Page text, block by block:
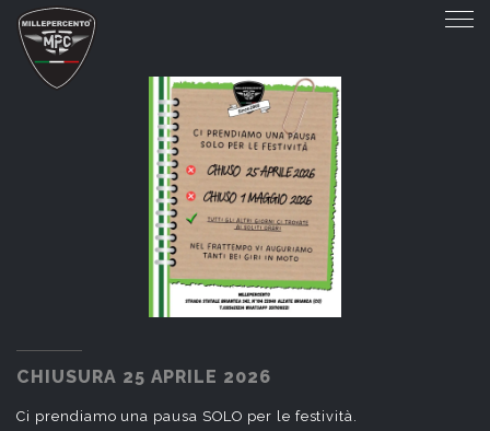
CHIUSURA 25 APRILE 2026
CHIUSURA 25 APRILE 2026
Ci prendiamo una pausa SOLO per le festività.